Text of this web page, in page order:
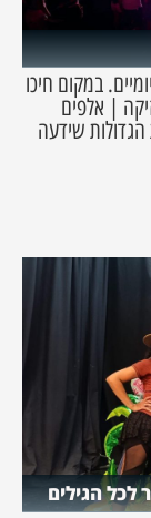
במקום חיכו
| אלפים
שידעה
לכל הגילים